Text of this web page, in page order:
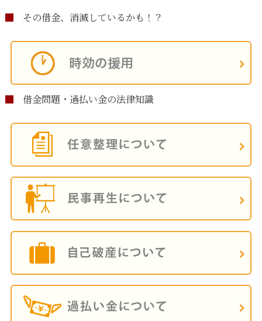
その借金、消滅しているかも！？
借金問題・過払い金の法律知識